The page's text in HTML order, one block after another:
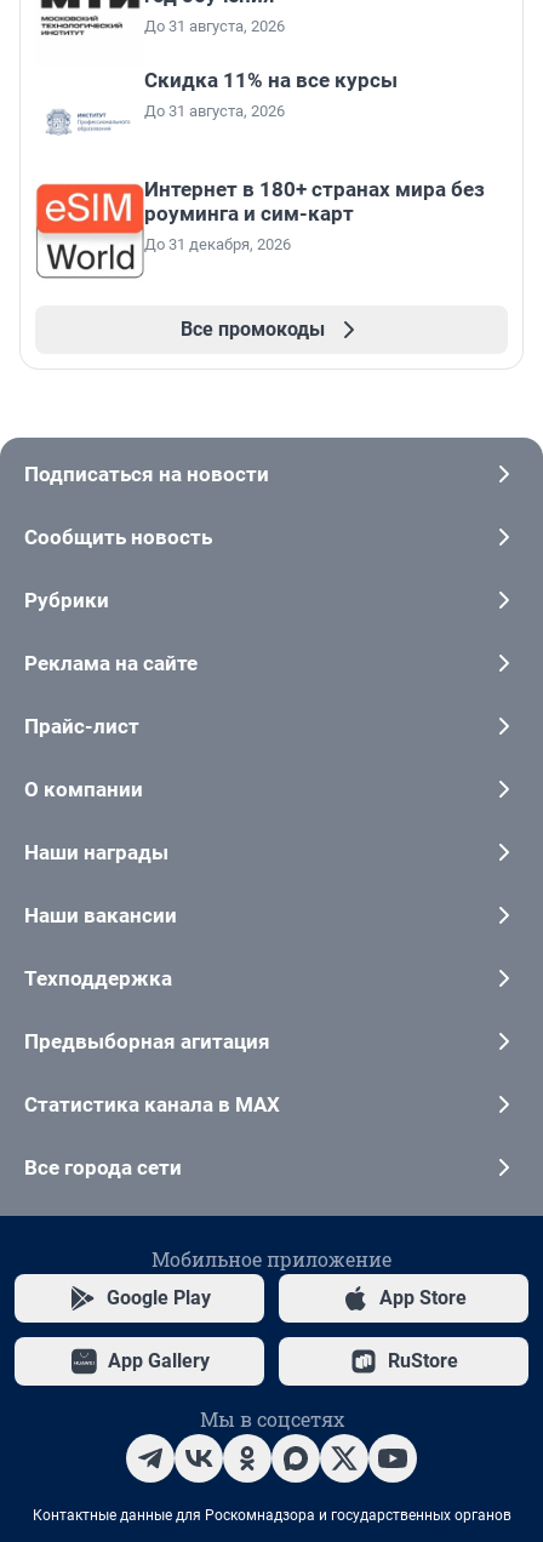
До 31 августа, 2026
Скидка 11% на все курсы
До 31 августа, 2026
Интернет в 180+ странах мира без
роуминга и сим-карт
До 31 декабря, 2026
Все промокоды
Подписаться на новости
Сообщить новость
Рубрики
Реклама на сайте
Прайс-лист
О компании
Наши награды
Наши вакансии
Техподдержка
Предвыборная агитация
Статистика канала в MAX
Все города сети
Мобильное приложение
Google Play App Store
App Gallery RuStore
Мы в соцсетях
Контактные данные для Роскомнадзора и государственных органов